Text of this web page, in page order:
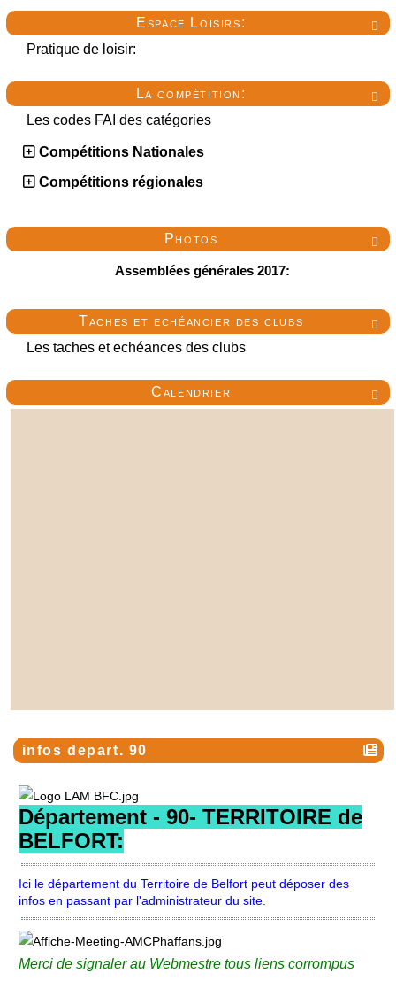

Espace Loisirs:
Pratique de loisir:

La compétition:
Les codes FAI des catégories
Compétitions Nationales
Compétitions régionales

Photos
Assemblées générales 2017:

Taches et echéancier des clubs
Les taches et echéances des clubs

Calendrier
infos depart. 90
Département - 90- TERRITOIRE de
BELFORT:
Ici le département du Territoire de Belfort peut déposer des
infos en passant par l'administrateur du site.
Merci de signaler au Webmestre tous liens corrompus